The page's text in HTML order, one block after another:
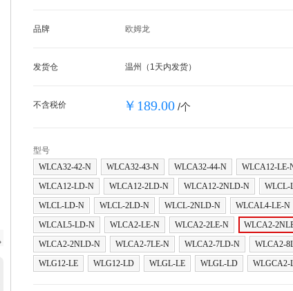
品牌 欧姆龙
发货仓 温州（1天内发货）
不含税价 ￥189.00 /个
型号
WLCA32-42-N
WLCA32-43-N WLCA32-44-N WLCA12-LE-
WLCA12-LD-N
WLCA12-2LD-N WLCA12-2NLD-N WLCL-
WLCL-LD-N
WLCL-2LD-N WLCL-2NLD-N WLCAL4-LE-N
WLCAL5-LD-N
WLCA2-LE-N WLCA2-2LE-N WLCA2-
WLCA2-2NLD-N
WLCA2-7LE-N WLCA2-7LD-N WLCA2-
WLG12-LE
WLG12-LD WLGL-LE WLGL-LD WLGCA2-